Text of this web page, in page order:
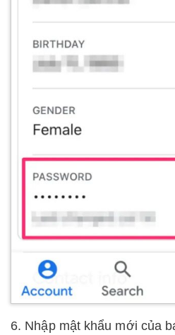
6. Nhập mật khẩu mới của